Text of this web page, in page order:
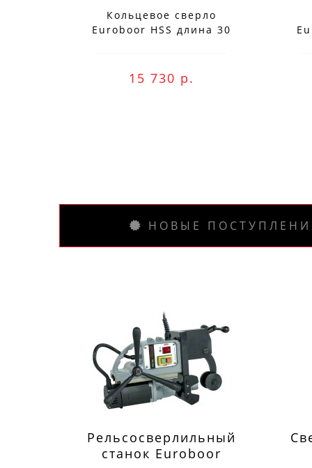
Кольцевое сверло
Euroboor HSS длина 30
15 730 р.
НОВЫЕ
Рельсосверлильный
станок Euroboor